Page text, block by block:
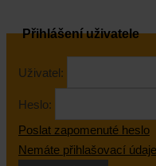
Přihlášení uživatele
Uživatel:
Heslo:
Poslat zapomenuté heslo
Nemáte přihlašovací